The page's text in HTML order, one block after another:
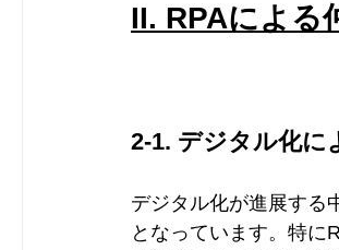
II. RPAによる
2-1. デジタル化に
デジタル化が進展する
となっています。特に